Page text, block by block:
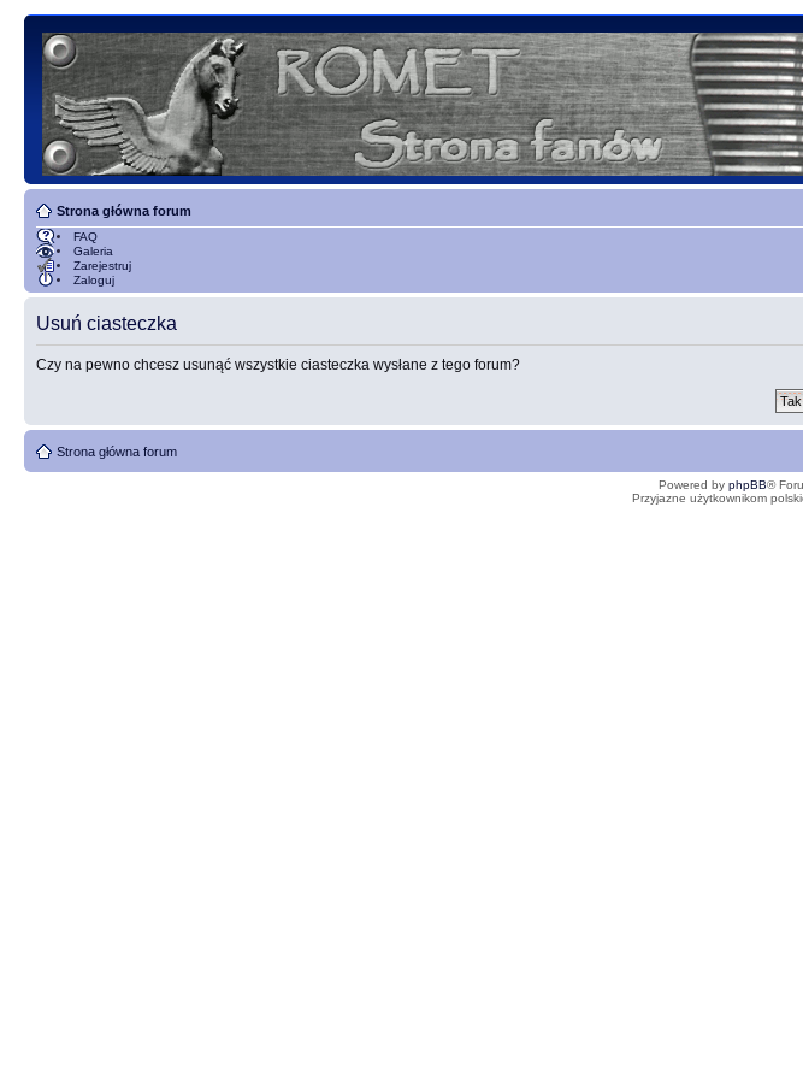
Strona główna forum
FAQ
Galeria
Zarejestruj
Zaloguj
Usuń ciasteczka
Czy na pewno chcesz usunąć wszystkie ciasteczka wysłane z tego forum?
Strona główna forum
Powered by phpBB®
Przyjazne użytkownikom